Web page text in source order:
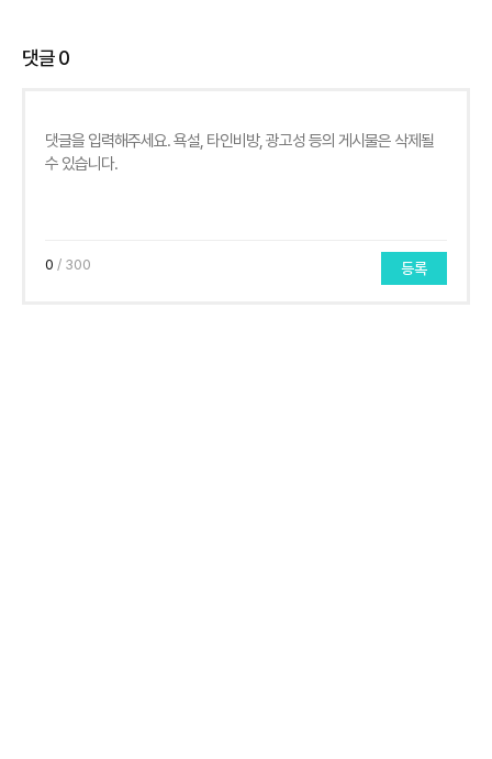
댓글0
0 / 300 등록